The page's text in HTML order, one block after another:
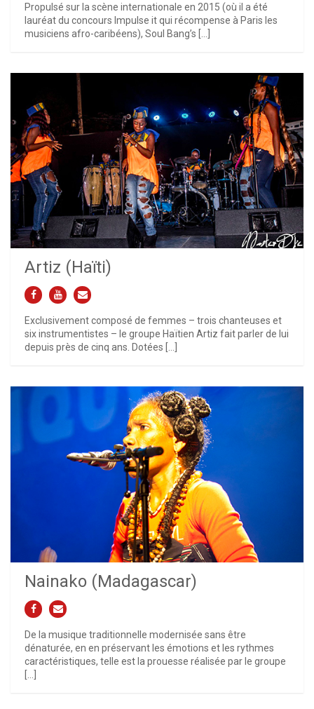
Propulsé sur la scène internationale en 2015 (où il a été
lauréat du concours Impulse it qui récompense à Paris les
musiciens afro-caribéens), Soul Bang’s […]
Artiz (Haïti)
Exclusivement composé de femmes – trois chanteuses et
six instrumentistes – le groupe Haïtien Artiz fait parler de lui
depuis près de cinq ans. Dotées […]
Nainako (Madagascar)
De la musique traditionnelle modernisée sans être
dénaturée, en en préservant les émotions et les rythmes
caractéristiques, telle est la prouesse réalisée par le groupe